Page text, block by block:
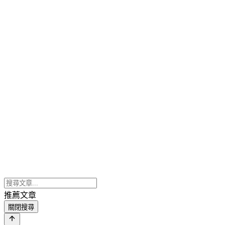
推薦文章
關閉搜尋